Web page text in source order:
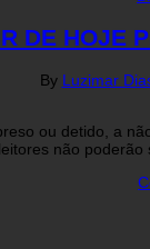
DE HOJE
By Luzimar
ou detido, a
não